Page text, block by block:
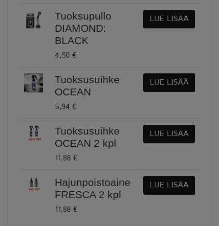
Tuoksupullo
DIAMOND:
BLACK
4,50 €
LUE LISÄÄ
Tuoksusuihke
OCEAN
5,94 €
LUE LISÄÄ
Tuoksusuihke
OCEAN 2 kpl
11,88 €
LUE LISÄÄ
Hajunpoistoaine
FRESCA 2 kpl
11,88 €
LUE LISÄÄ